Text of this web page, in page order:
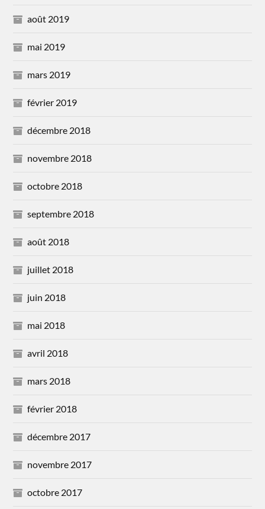
août 2019
mai 2019
mars 2019
février 2019
décembre 2018
novembre 2018
octobre 2018
septembre 2018
août 2018
juillet 2018
juin 2018
mai 2018
avril 2018
mars 2018
février 2018
décembre 2017
novembre 2017
octobre 2017